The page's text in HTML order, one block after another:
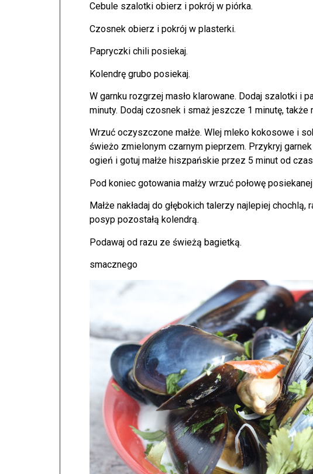
Cebule szalotki obierz i pokrój w piórka.
Czosnek obierz i pokrój w plasterki.
Papryczki chili posiekaj.
Kolendrę grubo posiekaj.
W garnku rozgrzej masło klarowane. Dodaj szalotki i
minuty. Dodaj czosnek i smaż jeszcze 1 minutę, także
Wrzuć oczyszczone małże. Wlej mleko kokosowe i
świeżo zmielonym czarnym pieprzem. Przykryj
ogień i gotuj małże hiszpańskie przez 5 minut od
Pod koniec gotowania małży wrzuć połowę
Małże nakładaj do głębokich talerzy najlepiej
posyp pozostałą kolendrą.
Podawaj od razu ze świeżą bagietką.
smacznego